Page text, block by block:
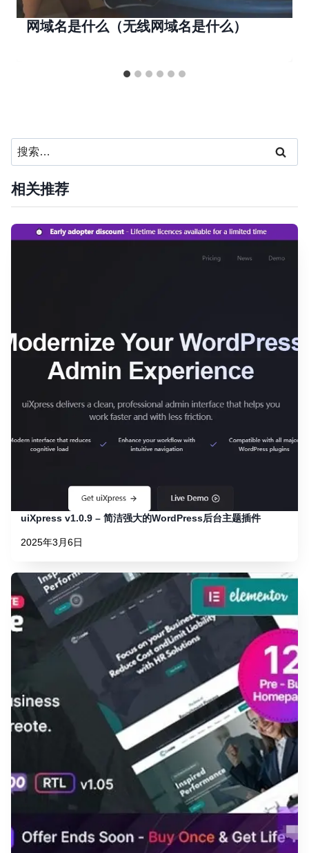
网域名是什么（无线网域名是什么）
搜
索：
相关推荐
uiXpress v1.0.9 – 简洁强大的WordPress后台主题插件
2025年3月6日